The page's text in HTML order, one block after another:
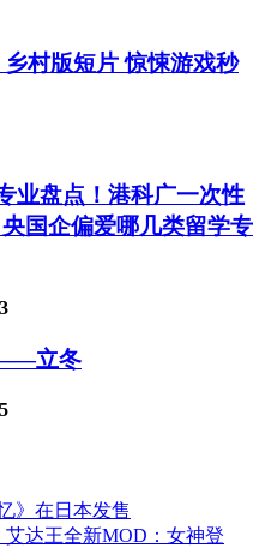
村版短片 惊悚游戏秒
业盘点！港科广一次性
国企偏爱哪几类留学专
——立冬
》在日本发售
达王全新MOD：女神登